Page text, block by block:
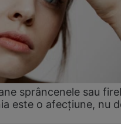
sprâncenele sau
este o afecțiune, nu